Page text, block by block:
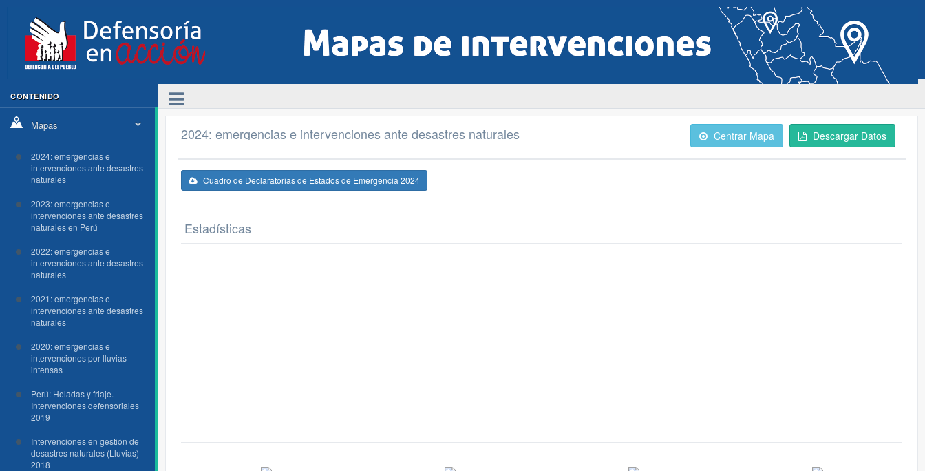
CONTENIDO
Mapas
2024: emergencias e
intervenciones ante desastres
naturales
2023: emergencias e
intervenciones ante desastres
naturales en Perú
2022: emergencias e
intervenciones ante desastres
naturales
2021: emergencias e
intervenciones ante desastres
naturales
2020: emergencias e
intervenciones por lluvias
intensas
Perú: Heladas y friaje.
Intervenciones defensoriales
2019
Intervenciones en gestión de
desastres naturales (Lluvias)
2018
2024: emergencias e intervenciones ante desastres naturales Centrar Mapa Descargar Datos
Cuadro de Declaratorias de Estados de Emergencia 2024
Estadísticas